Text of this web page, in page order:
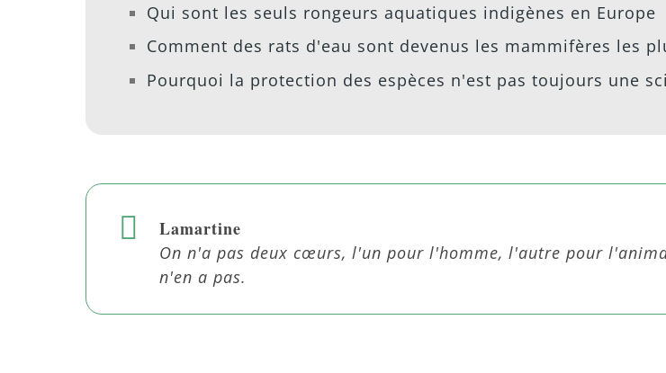
Qui sont les seuls rongeurs aquatiques indigènes en Europe
Comment des rats d'eau sont devenus les mammifères les
Pourquoi la protection des espèces n'est pas toujours une
Lamartine
On n'a pas deux cœurs, l'un pour l'homme, l'autre pour
n'en a pas.